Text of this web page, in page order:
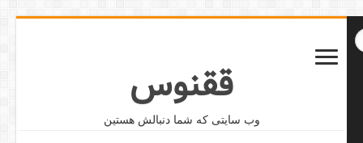
ققنوس
وب سایتی که شما دنبالش هستین